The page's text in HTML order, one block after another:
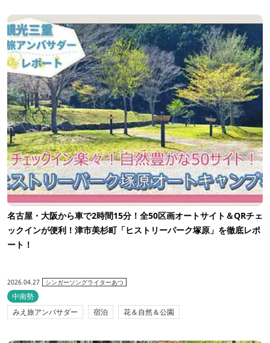
名古屋・大阪から車で2時間15分！全50区画オートサイト＆QRチェ
ックインが便利！津市美杉町「ヒストリーパーク塚原」を徹底レポ
ート！
2026.04.27 シンガーソングライターあつ
中南勢
みえ旅アンバサダー
宿泊 花＆自然＆公園